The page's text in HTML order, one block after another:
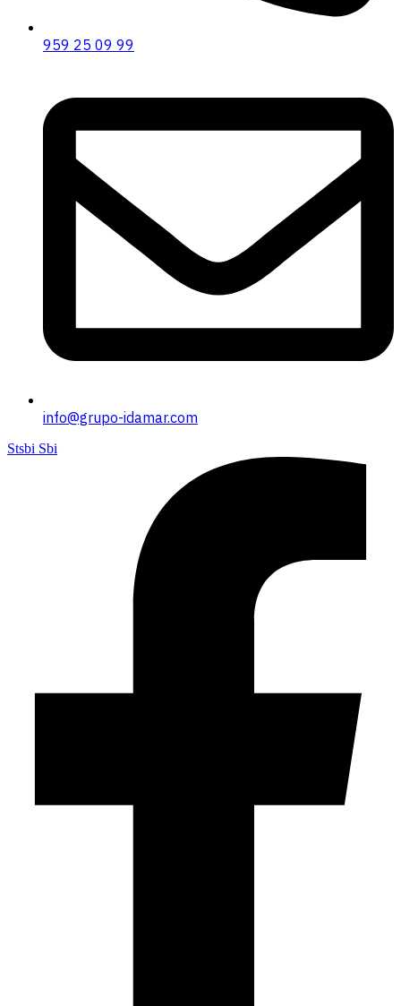
959 25 09 99
info@grupo-idamar.com
Stsbi Sbi